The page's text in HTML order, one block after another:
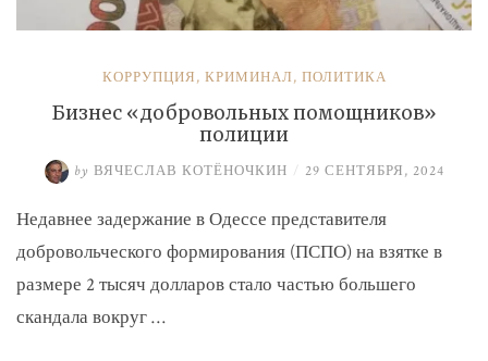
КОРРУПЦИЯ, КРИМИНАЛ, ПОЛИТИКА
Бизнес «добровольных помощников»
полиции
by ВЯЧЕСЛАВ КОТЁНОЧКИН / 29 СЕНТЯБРЯ, 2024
Недавнее задержание в Одессе представителя
добровольческого формирования (ПСПО) на взятке в
размере 2 тысяч долларов стало частью большего
скандала вокруг …